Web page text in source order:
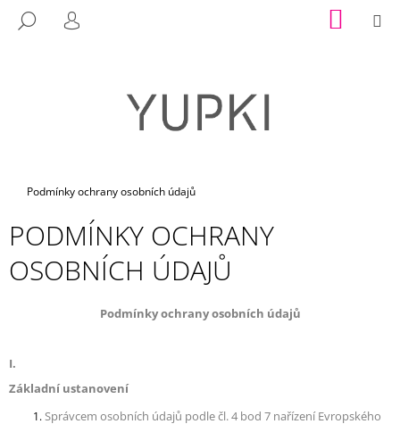
HLEDAT
PŘIHLÁŠENÍ KOŠÍK
Domů
Podmínky ochrany osobních údajů
PODMÍNKY OCHRANY
OSOBNÍCH ÚDAJŮ
Podmínky ochrany osobních údajů
I.
Základní ustanovení
Správcem osobních údajů podle čl. 4 bod 7 nařízení Evropského
T
E
B
U
E
N